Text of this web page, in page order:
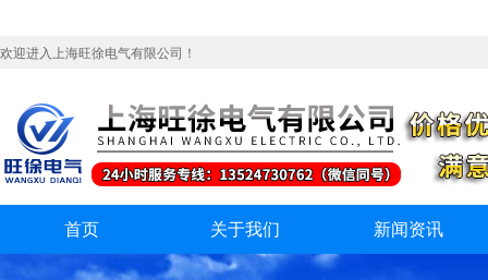
欢迎进入上海旺徐电气有限公司！
首页 关于我们 新闻资讯